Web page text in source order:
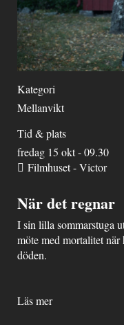
Kategori
Mellanvikt
Tid & plats
fredag 15 okt - 09.30
Filmhuset - Victor
När det regnar
I sin lilla sommarstuga
möte med mortalitet
döden.
Läs mer